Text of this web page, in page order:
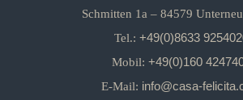
Schmitten 1a – 84579
Tel.: +49(0)8633
Mobil: +49(0)160
E-Mail: info@casa-